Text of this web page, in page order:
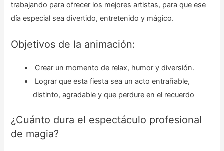
trabajando para ofrecer los mejores artistas, para que ese
día especial sea divertido, entretenido y mágico.
Objetivos de la animación:
Crear un momento de relax, humor y diversión.
Lograr que esta fiesta sea un acto entrañable,
distinto, agradable y que perdure en el recuerdo
¿Cuánto dura el espectáculo profesional
de magia?